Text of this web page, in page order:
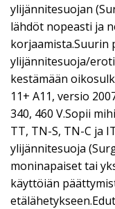
ylijännitesuojan
lähdöt nopeasti ja
korjaamista.Suurin
ylijännitesuoja/
kestämään
11+ A11, versio
340, 460 V.Sopii
TT, TN-S, TN-C ja
ylijännitesuoja
moninapaiset tai
käyttöiän